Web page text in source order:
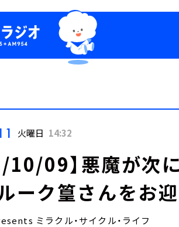
火曜日 14:32
10/09】悪魔が次
ーク篁さんをお
ミラクル・サイクル・ライフ